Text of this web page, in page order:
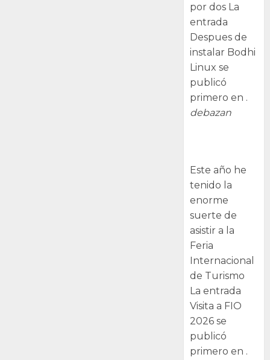
por dos La
entrada
Despues de
instalar Bodhi
Linux se
publicó
primero en .
debazan
Este año he
tenido la
enorme
suerte de
asistir a la
Feria
Internacional
de Turismo
La entrada
Visita a FIO
2026 se
publicó
primero en .